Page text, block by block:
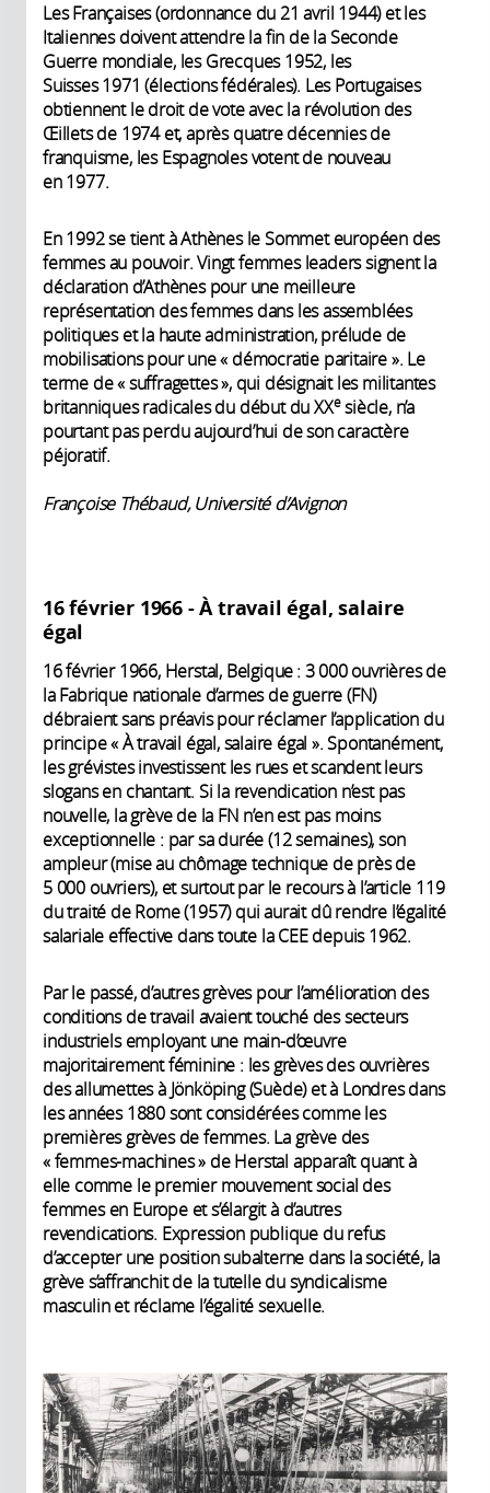
Les Françaises (ordonnance du 21 avril 1944) et les
Italiennes doivent attendre la fin de la Seconde
Guerre mondiale, les Grecques 1952, les
Suisses 1971 (élections fédérales). Les Portugaises
obtiennent le droit de vote avec la révolution des
Œillets de 1974 et, après quatre décennies de
franquisme, les Espagnoles votent de nouveau
en 1977.
En 1992 se tient à Athènes le Sommet européen des
femmes au pouvoir. Vingt femmes leaders signent la
déclaration d’Athènes pour une meilleure
représentation des femmes dans les assemblées
politiques et la haute administration, prélude de
mobilisations pour une « démocratie paritaire ». Le
terme de « suffragettes », qui désignait les militantes
britanniques radicales du début du XXesiècle, n’a
pourtant pas perdu aujourd’hui de son caractère
péjoratif.
Françoise Thébaud, Université d’Avignon
16 février 1966 - À travail égal, salaire
égal
16 février 1966, Herstal, Belgique : 3 000 ouvrières de
la Fabrique nationale d’armes de guerre (FN)
débraient sans préavis pour réclamer l’application du
principe « À travail égal, salaire égal ». Spontanément,
les grévistes investissent les rues et scandent leurs
slogans en chantant. Si la revendication n’est pas
nouvelle, la grève de la FN n’en est pas moins
exceptionnelle : par sa durée (12 semaines), son
ampleur (mise au chômage technique de près de
5 000 ouvriers), et surtout par le recours à l’article 119
du traité de Rome (1957) qui aurait dû rendre l’égalité
salariale effective dans toute la CEE depuis 1962.
Par le passé, d’autres grèves pour l’amélioration des
conditions de travail avaient touché des secteurs
industriels employant une main-d’œuvre
majoritairement féminine : les grèves des ouvrières
des allumettes à Jönköping (Suède) et à Londres dans
les années 1880 sont considérées comme les
premières grèves de femmes. La grève des
« femmes-machines » de Herstal apparaît quant à
elle comme le premier mouvement social des
femmes en Europe et s’élargit à d’autres
revendications. Expression publique du refus
d’accepter une position subalterne dans la société, la
grève s’affranchit de la tutelle du syndicalisme
masculin et réclame l’égalité sexuelle.